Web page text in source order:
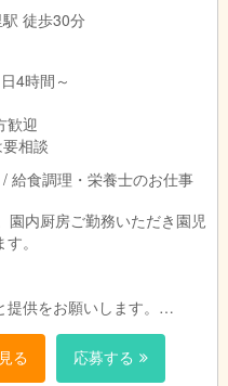
条件)
徒歩30分
4時間～
歓迎
相談
給食調理・栄養士のお仕事
園内厨房ご勤務いただき園児
。
供をお願いします。
ができるので、ご意見
てスキルアップも期待でき
る 応募する